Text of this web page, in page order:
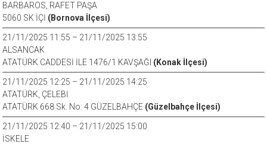
BARBAROS, RAFET PAŞA
5060 SK İÇİ (Bornova İlçesi)
21/11/2025 11:55 – 21/11/2025 13:55
ALSANCAK
ATATÜRK CADDESİ İLE 1476/1 KAVŞAĞI (Konak İlçesi)
21/11/2025 12:25 – 21/11/2025 14:25
ATATÜRK, ÇELEBİ
ATATÜRK 668 Sk. No: 4 GÜZELBAHÇE (Güzelbahçe İlçesi)
21/11/2025 12:40 – 21/11/2025 15:00
İSKELE